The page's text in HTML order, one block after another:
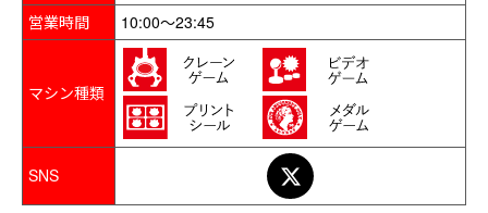
営業時間
10:00～23:45
マシン種類
SNS